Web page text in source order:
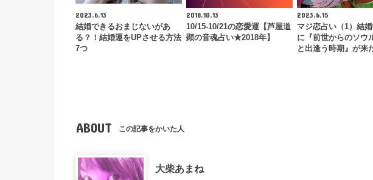
2023.6.13
結婚できるおまじないがあ
る？！結婚運をUPさせる方法
7つ
2018.10.13
10/15-10/21の恋愛運【芦屋道
顕の音魂占い★2018年】
2023.6.15
マジ恋占い（1）結
に『前世からのソウ
と出逢う時期』が来
ABOUT この記事をかいた人
大柴あまね